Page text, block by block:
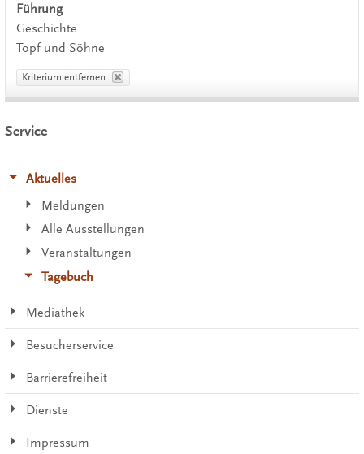
Führung
Geschichte
Topf und Söhne
Kriterium entfernen
Service
Aktuelles
Meldungen
Alle Ausstellungen
Veranstaltungen
Tagebuch
Mediathek
Besucherservice
Barrierefreiheit
Dienste
Impressum